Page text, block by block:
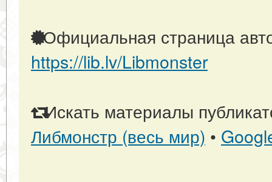
Официальная страница
https://lib.lv/Libmonster
Искать материалы
Либмонстр (весь мир) •